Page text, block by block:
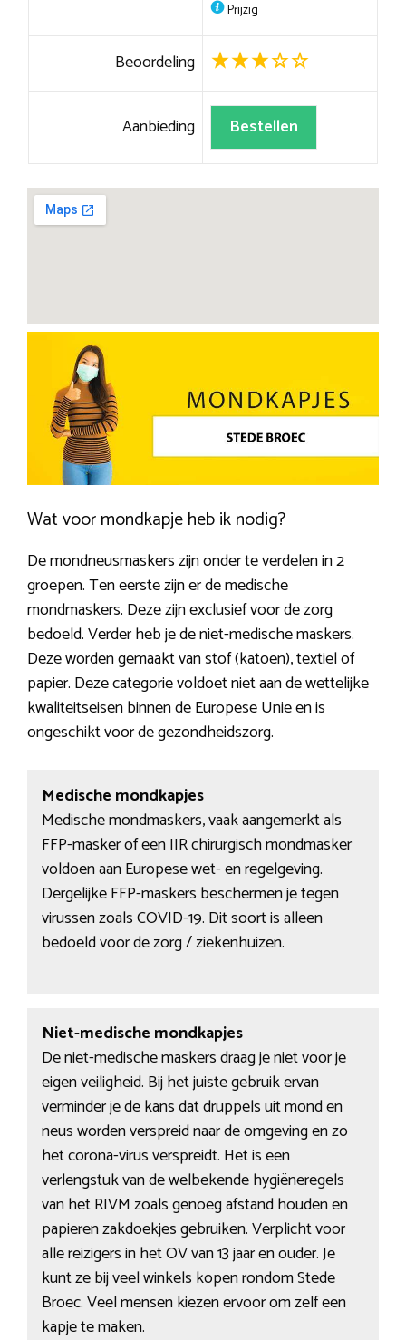
Prijzig
Beoordeling
Aanbieding Bestellen
Wat voor mondkapje heb ik nodig?
De mondneusmaskers zijn onder te verdelen in 2
groepen. Ten eerste zijn er de medische
mondmaskers. Deze zijn exclusief voor de zorg
bedoeld. Verder heb je de niet-medische maskers.
Deze worden gemaakt van stof (katoen), textiel of
papier. Deze categorie voldoet niet aan de wettelijke
kwaliteitseisen binnen de Europese Unie en is
ongeschikt voor de gezondheidszorg.
Medische mondkapjes
Medische mondmaskers, vaak aangemerkt als
FFP-masker of een IIR chirurgisch mondmasker
voldoen aan Europese wet- en regelgeving.
Dergelijke FFP-maskers beschermen je tegen
virussen zoals COVID-19. Dit soort is alleen
bedoeld voor de zorg / ziekenhuizen.
Niet-medische mondkapjes
De niet-medische maskers draag je niet voor je
eigen veiligheid. Bij het juiste gebruik ervan
verminder je de kans dat druppels uit mond en
neus worden verspreid naar de omgeving en zo
het corona-virus verspreidt. Het is een
verlengstuk van de welbekende hygiëneregels
van het RIVM zoals genoeg afstand houden en
papieren zakdoekjes gebruiken. Verplicht voor
alle reizigers in het OV van 13 jaar en ouder. Je
kunt ze bij veel winkels kopen rondom Stede
Broec. Veel mensen kiezen ervoor om zelf een
kapje te maken.